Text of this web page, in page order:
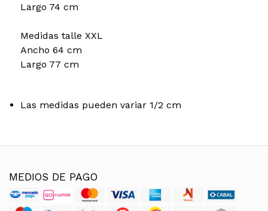
Largo 74 cm
Medidas talle XXL
Ancho 64 cm
Largo 77 cm
Las medidas pueden variar 1/2 cm
MEDIOS DE PAGO